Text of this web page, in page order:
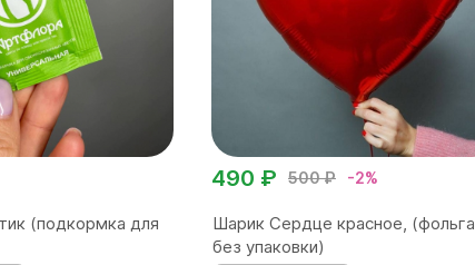
(подкормка для
500 ₽ -2%
490 ₽
Шарик Сердце красное, (фольга
без упаковки)